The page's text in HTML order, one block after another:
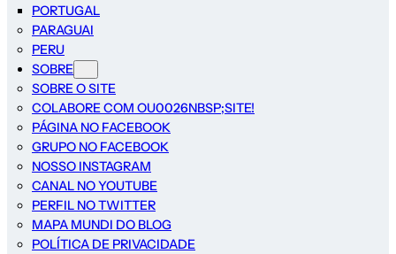
PORTUGAL
PARAGUAI
PERU
SOBRE
SOBRE O SITE
COLABORE COM OU0026NBSP;SITE!
PÁGINA NO FACEBOOK
GRUPO NO FACEBOOK
NOSSO INSTAGRAM
CANAL NO YOUTUBE
PERFIL NO TWITTER
MAPA MUNDI DO BLOG
POLÍTICA DE PRIVACIDADE